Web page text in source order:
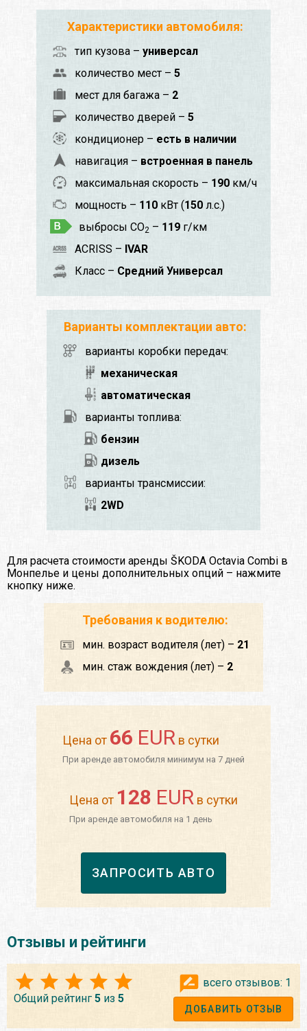
Характеристики автомобиля:
тип кузова – универсал
количество мест – 5
мест для багажа – 2
количество дверей – 5
кондиционер – есть в наличии
навигация – встроенная в панель
максимальная скорость – 190 км/ч
мощность – 110 кВт (150 л.с.)
выбросы CO2 – 119 г/км
ACRISS – IVAR
Класс – Средний Универсал
Варианты комплектации авто:
варианты коробки передач:
механическая
автоматическая
варианты топлива:
бензин
дизель
варианты трансмиссии:
2WD
Для расчета стоимости аренды ŠKODA Octavia Сombi в
Монпелье и цены дополнительных опций – нажмите
кнопку ниже.
Требования к водителю:
мин. возраст водителя (лет) – 21
мин. стаж вождения (лет) – 2
Цена от 66 EUR в сутки
При аренде автомобиля минимум на 7 дней
Цена от 128 EUR в сутки
При аренде автомобиля на 1 день
ЗАПРОСИТЬ АВТО
Отзывы и рейтинги
Общий рейтинг 5 из 5
всего отзывов: 1
ДОБАВИТЬ ОТЗЫВ